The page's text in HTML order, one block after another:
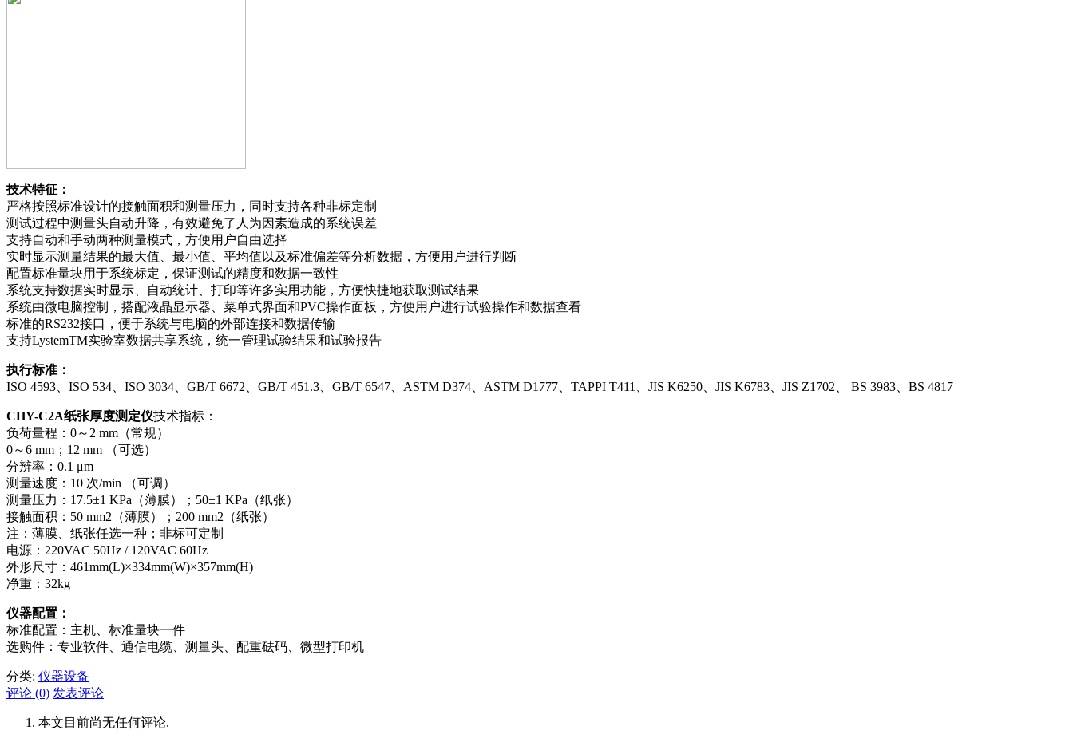
技术特征：
严格按照标准设计的接触面积和测量压力，同时支持各种非标定制
测试过程中测量头自动升降，有效避免了人为因素造成的系统误差
支持自动和手动两种测量模式，方便用户自由选择
实时显示测量结果的最大值、最小值、平均值以及标准偏差等分析数据，方便用户进行判断
配置标准量块用于系统标定，保证测试的精度和数据一致性
系统支持数据实时显示、自动统计、打印等许多实用功能，方便快捷地获取测试结果
系统由微电脑控制，搭配液晶显示器、菜单式界面和PVC操作面板，方便用户进行试验操作和数据查看
标准的RS232接口，便于系统与电脑的外部连接和数据传输
支持LystemTM实验室数据共享系统，统一管理试验结果和试验报告
执行标准：
ISO 4593、ISO 534、ISO 3034、GB/T 6672、GB/T 451.3、GB/T 6547、ASTM D374、ASTM D1777、TAPPI T411、JIS K6250、JIS K6783、JIS Z1702、 BS 3983、BS 4817
CHY-C2A纸张厚度测定仪技术指标：
负荷量程：0～2 mm（常规）
0～6 mm；12 mm （可选）
分辨率：0.1 μm
测量速度：10 次/min （可调）
测量压力：17.5±1 KPa（薄膜）；50±1 KPa（纸张）
接触面积：50 mm2（薄膜）；200 mm2（纸张）
注：薄膜、纸张任选一种；非标可定制
电源：220VAC 50Hz / 120VAC 60Hz
外形尺寸：461mm(L)×334mm(W)×357mm(H)
净重：32kg
仪器配置：
标准配置：主机、标准量块一件
选购件：专业软件、通信电缆、测量头、配重砝码、微型打印机
分类: 仪器设备
评论 (0) 发表评论
本文目前尚无任何评论.